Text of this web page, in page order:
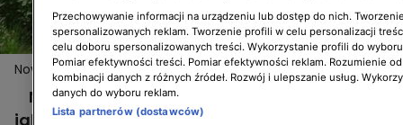
Nowa Maja w ogrodzie: Jak poprawić jakość gleby?
Nowa Maja w ogrodzie: Jak poprawić
jakość gleby?
Przechowywanie informacji na urządzeniu lub dostęp do nich.
spersonalizowanych reklam. Tworzenie profili w celu personalizacji
celu doboru spersonalizowanych treści. Wykorzystanie profili do
Pomiar efektywności treści. Pomiar efektywności reklam. Rozumienie
kombinacji danych z różnych źródeł. Rozwój i ulepszanie usług.
danych do wyboru reklam.
Lista partnerów (dostawców)